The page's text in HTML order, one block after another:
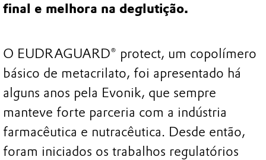
final e melhora na deglutição.
O EUDRAGUARD® protect, um copolímero
básico de metacrilato, foi apresentado há
alguns anos pela Evonik, que sempre
manteve forte parceria com a indústria
farmacêutica e nutracêutica. Desde então,
foram iniciados os trabalhos regulatórios